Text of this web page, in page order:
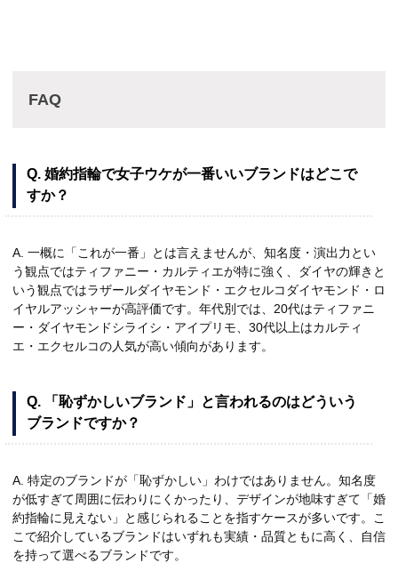
FAQ
Q. 婚約指輪で女子ウケが一番いいブランドはどこで
すか？
A. 一概に「これが一番」とは言えませんが、知名度・演出力とい
う観点ではティファニー・カルティエが特に強く、ダイヤの輝きと
いう観点ではラザールダイヤモンド・エクセルコダイヤモンド・ロ
イヤルアッシャーが高評価です。年代別では、20代はティファニ
ー・ダイヤモンドシライシ・アイプリモ、30代以上はカルティ
エ・エクセルコの人気が高い傾向があります。
Q. 「恥ずかしいブランド」と言われるのはどういう
ブランドですか？
A. 特定のブランドが「恥ずかしい」わけではありません。知名度
が低すぎて周囲に伝わりにくかったり、デザインが地味すぎて「婚
約指輪に見えない」と感じられることを指すケースが多いです。こ
こで紹介しているブランドはいずれも実績・品質ともに高く、自信
を持って選べるブランドです。